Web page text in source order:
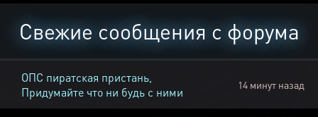
Свежие сообщения с форума
ОПС пиратская пристань,
Придумайте что ни будь с ними
14 минут назад